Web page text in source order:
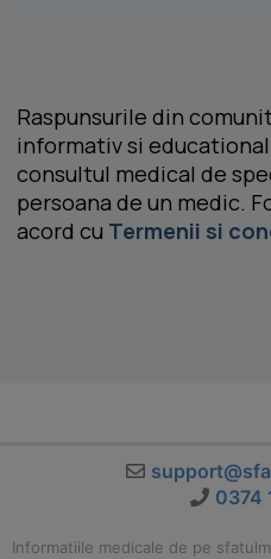
Raspunsurile din
informativ si
consultul medical de
persoana de un medic.
acord cu Termenii si
0374
Informatiile medicale de pe